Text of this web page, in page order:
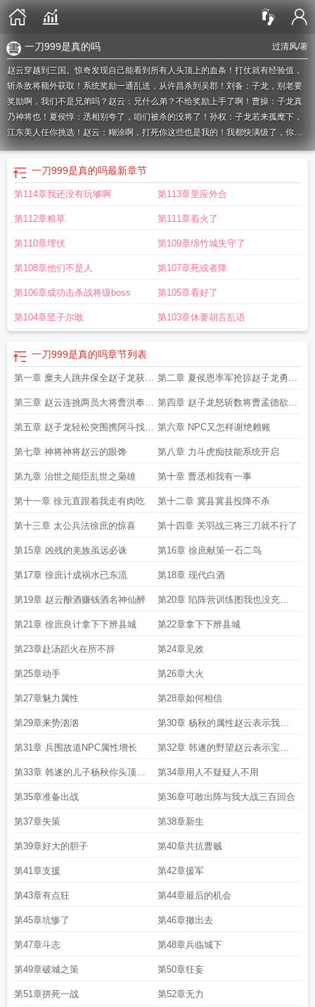
过清风/著
一刀999是真的吗
赵云穿越到三国。惊奇发现自己能看到所有人头顶上的血条！打仗就有经验值，
斩杀敌将额外获取！系统奖励一通乱送，从许昌杀到吴郡！刘备：子龙，别老要
奖励啊，我们不是兄弟吗？赵云：兄什么弟？不给奖励上手了啊！曹操：子龙真
乃神将也！夏侯惇：丞相别夸了，咱们被杀的没将了！孙权：子龙若来孤麾下，
江东美人任你挑选！赵云：糊涂啊，打死你这些也是我的！我都快满级了，你告
诉我这是三国？？？一刀999有人玩吗一刀999下一句一刀999表情包一刀999
一刀999你告诉我这是三国
是三国TXT
谁一刀999还送神器一刀999广告 一刀999之一刀999是啥
999你告诉我这是三国免费阅读
一刀999是真的吗一刀9999什么意思
表情包一刀999的传说在这里 一刀999真的有人玩吗一刀999有什么意思
言的一刀999是什么意思? 一刀999广告词完整版
一刀999是真的吗最新章节
第114章我还没有玩够啊 第113章里应外合
第112章粮草 第111章着火了
第110章埋伏 第109章绵竹城失守了
第108章他们不是人 第107章死或者降
第106章成功击杀战将级boss 第105章看好了
第104章竖子尔敢 第103章休要胡言乱语
一刀999是真的吗章节列表
第一章 糜夫人跳井保全赵子龙获取
阿斗
第二章 夏侯恩率军抢掠赵子龙勇冠
三军
第三章 赵云连挑两员大将曹洪奉命
询问姓名
第四章 赵子龙怒斩数将曹孟德欲擒
故纵
第五章 赵子龙轻松突围携阿斗找寻
刘备
第六章 NPC又怎样谢绝赖账
第七章 神将神将赵云的眼馋 第八章 力斗虎痴技能系统开启
第九章 治世之能臣乱世之枭雄 第十章 曹丞相我有一事
第十一章 徐元直跟着我走有肉吃 第十二章 冀县冀县投降不杀
第十三章 太公兵法徐庶的惊喜 第十四章 关羽战三将三刀就不行了
第15章 凶残的羌族虽远必诛 第16章 徐庶献策一石二鸟
第17章 徐庶计成祸水已东流 第18章 现代白酒
第19章 赵云酿酒赚钱酒名神仙醉 第20章 陷阵营训练图我也没充钱
啊
第21章 徐庶良计拿下下辨县城 第22章拿下下辨县城
第23章赴汤蹈火在所不辞 第24章见效
第25章动手 第26章大火
第27章魅力属性 第28章如何相信
第29章来势汹汹 第30章 杨秋的属性赵云表示我流
口水了
第31章 兵围故道NPC属性增长 第32章 韩遂的野望赵云表示宝宝
好饿
第33章 韩遂的儿子杨秋你头顶好
绿的帽子
第34章用人不疑疑人不用
第35章准备出战 第36章可敢出阵与我大战三百回合
第37章失策 第38章新生
第39章好大的胆子 第40章共抗曹贼
第41章支援 第42章援军
第43章有点狂 第44章最后的机会
第45章坑惨了 第46章撤出去
第47章斗志 第48章兵临城下
第49章破城之策 第50章狂妄
第51章拼死一战 第52章无力